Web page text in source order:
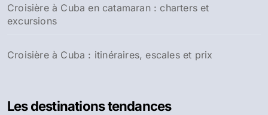
Croisière à Cuba en catamaran : charters et
excursions
Croisière à Cuba : itinéraires, escales et prix
Les destinations tendances